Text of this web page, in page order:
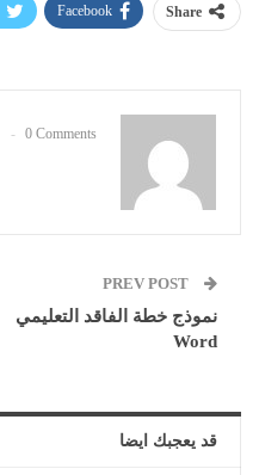
Share
Facebook
0 Comments
نموذج خطة الفاقد التعليمي
Word
قد يعجبك ايضا